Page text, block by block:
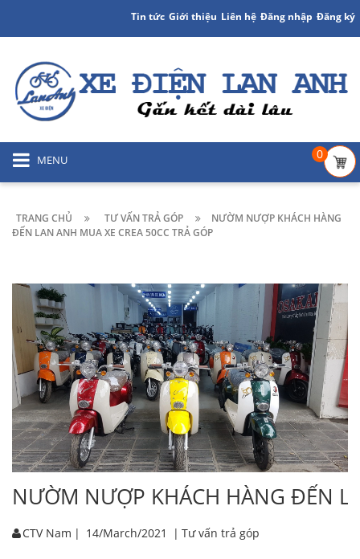
Tin tức Giới thiệu Liên hệ Đăng nhập Đăng ký
MENU 0
TRANG CHỦ TƯ VẤN TRẢ GÓP
NƯỜM NƯỢP KHÁCH HÀNG
ĐẾN LAN ANH MUA XE CREA 50CC TRẢ GÓP
NƯỜM NƯỢP KHÁCH HÀNG ĐẾN
CTV Nam | 14/March/2021 | Tư vấn trả góp